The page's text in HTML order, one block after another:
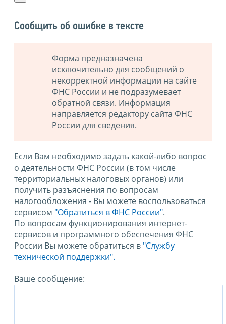
Сообщить об ошибке в тексте
Форма предназначена
исключительно для сообщений о
некорректной информации на сайте
ФНС России и не подразумевает
обратной связи. Информация
направляется редактору сайта ФНС
России для сведения.
Если Вам необходимо задать какой-либо вопрос
о деятельности ФНС России (в том числе
территориальных налоговых органов) или
получить разъяснения по вопросам
налогообложения - Вы можете воспользоваться
сервисом "Обратиться в ФНС России".
По вопросам функционирования интернет-
сервисов и программного обеспечения ФНС
России Вы можете обратиться в "Службу
технической поддержки".
Ваше сообщение: